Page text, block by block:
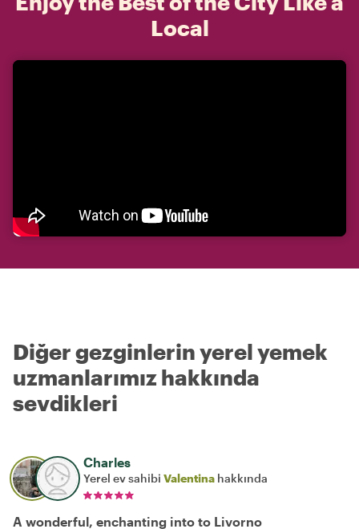
Local
Diğer gezginlerin yerel yemek
uzmanlarımız hakkında
sevdikleri
Charles
Yerel ev sahibi Valentina hakkında
A wonderful, enchanting into to Livorno